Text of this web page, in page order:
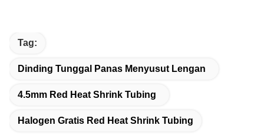
Tag:
Dinding Tunggal Panas Menyusut Lengan
4.5mm Red Heat Shrink Tubing
Halogen Gratis Red Heat Shrink Tubing